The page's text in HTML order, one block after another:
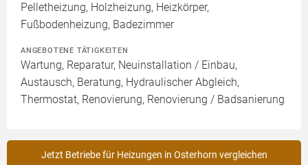
Pelletheizung, Holzheizung, Heizkörper,
Fußbodenheizung, Badezimmer
ANGEBOTENE TÄTIGKEITEN
Wartung, Reparatur, Neuinstallation / Einbau,
Austausch, Beratung, Hydraulischer Abgleich,
Thermostat, Renovierung, Renovierung / Badsanierung
Jetzt Betriebe für Heizungen in Osterhorn vergleichen